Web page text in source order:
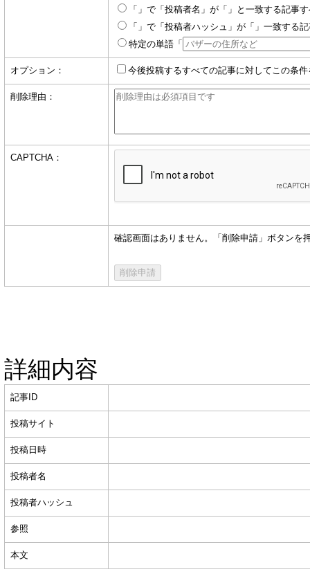
「」で「投稿者名」が「」と一致する記事
「」で「投稿者ハッシュ」が「」一致する
特定の単語「
オプション： 今後投稿するすべての記事に対してこの条
削除理由：
CAPTCHA：
確認画面はありません。「削除申請」ボタンを
詳細内容
記事ID
投稿サイト
投稿日時
投稿者名
投稿者ハッシュ
参照
本文